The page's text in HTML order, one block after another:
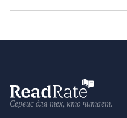
Сервис для тех, кто читает.